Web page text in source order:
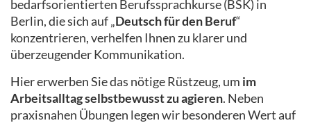
bedarfsorientierten Berufssprachkurse (BSK) in
Berlin, die sich auf „Deutsch für den Beruf“
konzentrieren, verhelfen Ihnen zu klarer und
überzeugender Kommunikation.
Hier erwerben Sie das nötige Rüstzeug, um im
Arbeitsalltag selbstbewusst zu agieren. Neben
praxisnahen Übungen legen wir besonderen Wert auf